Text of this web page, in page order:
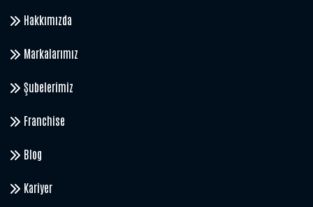
Hakkımızda
Markalarımız
Şubelerimiz
Franchise
Blog
Kariyer